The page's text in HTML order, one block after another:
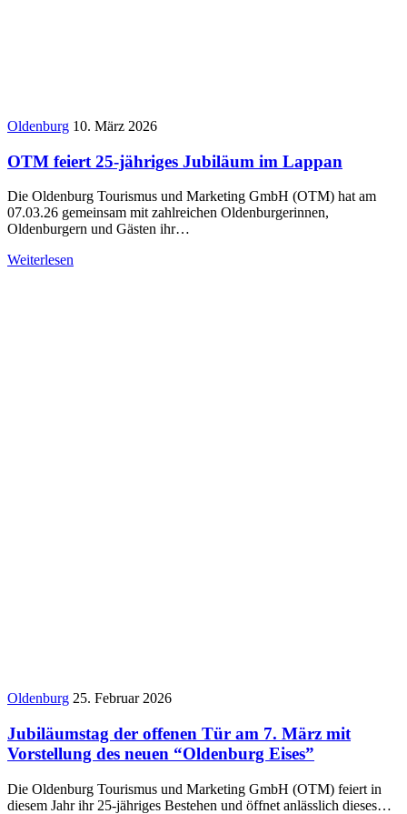
Oldenburg 10. März 2026
OTM feiert 25-jähriges Jubiläum im Lappan
Die Oldenburg Tourismus und Marketing GmbH (OTM) hat am
07.03.26 gemeinsam mit zahlreichen Oldenburgerinnen,
Oldenburgern und Gästen ihr…
Weiterlesen
Oldenburg 25. Februar 2026
Jubiläumstag der offenen Tür am 7. März mit
Vorstellung des neuen “Oldenburg Eises”
Die Oldenburg Tourismus und Marketing GmbH (OTM) feiert in
diesem Jahr ihr 25-jähriges Bestehen und öffnet anlässlich dieses…